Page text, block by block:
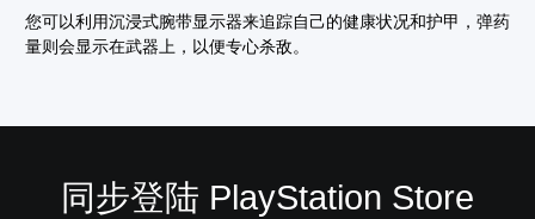
您可以利用沉浸式腕带显示器来追踪自己的健康状况和护甲，弹药
量则会显示在武器上，以便专心杀敌。
同步登陆 PlayStation Store